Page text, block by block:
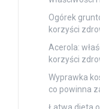
Ogórek
korzyści
Acerola:
korzyści
Wyprawka
co powinna
Łatwa dieta